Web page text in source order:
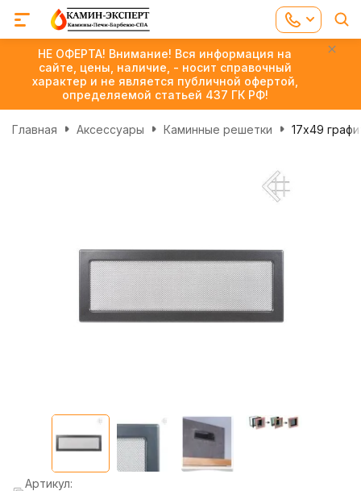
НЕ ОФЕРТА! Внимание! Вся информация на
сайте, цены, наличие, - носит справочный
характер и не является публичной офертой,
определяемой статьей 437 ГК РФ!
Главная Аксессуары Каминные решетки 17х49
Артикул: